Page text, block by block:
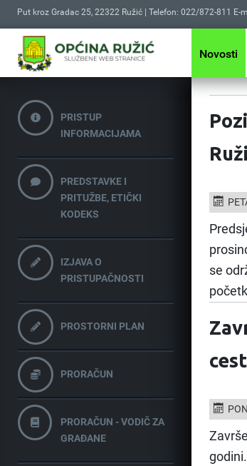
Put kroz Gradac 25, 22322 Ružić | Telefon: 022/872-811 E-
Novosti
PRISTUP
INFORMACIJAMA
PREDSTAVKE I
PRITUŽBE, ETIČKI
KODEKS
IZJAVA O
PRISTUPAČNOSTI
PROSTORNI PLAN
PRORAČUN
PRORAČUN - VODIČ ZA
GRAĐANE
se